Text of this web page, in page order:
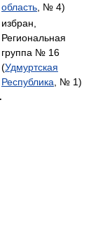
область , № 4)
избран,
Региональная
группа № 16
(Удмуртская
Республика , № 1)